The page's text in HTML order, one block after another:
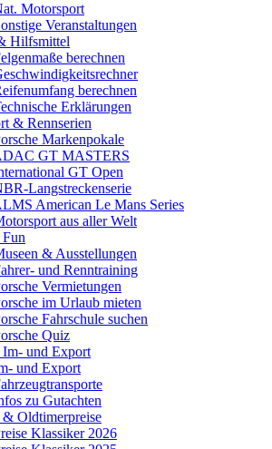
Motorsport
Veranstaltungen
Hilfsmittel
berechnen
berechnen
Erklärungen
& Rennserien
Markenpokale
GT MASTERS
GT Open
Langstreckenserie
American Le Mans Series
aus aller Welt
& Ausstellungen
und Renntraining
Vermietungen
im Urlaub mieten
Fahrschule suchen
Quiz
Im- und Export
und Export
zu Gutachten
Oldtimerpreise
Klassiker 2026